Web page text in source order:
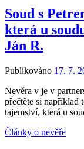
Soud s
která u
Ján R.
Publikováno 17. 7.
Nevěra v je v
přečtěte si například
tajemství, která u
Články o nevěře